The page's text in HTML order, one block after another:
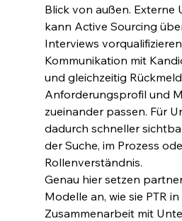
Blick von außen. Externe
kann Active Sourcing
Interviews
Kommunikation mit
und gleichzeitig
Anforderungsprofil und
zueinander passen. Für
dadurch schneller
der Suche, im Prozess
Rollenverständnis.
Genau hier setzen
Modelle an, wie sie PTR
Zusammenarbeit mit